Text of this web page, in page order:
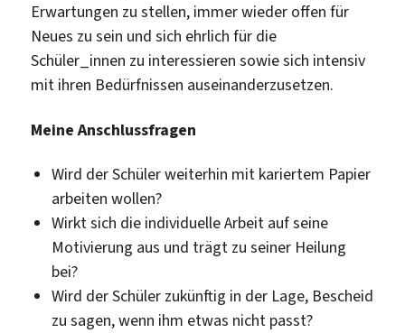
Erwartungen zu stellen, immer wieder offen für
Neues zu sein und sich ehrlich für die
Schüler_innen zu interessieren sowie sich intensiv
mit ihren Bedürfnissen auseinanderzusetzen.
Meine Anschlussfragen
Wird der Schüler weiterhin mit kariertem Papier
arbeiten wollen?
Wirkt sich die individuelle Arbeit auf seine
Motivierung aus und trägt zu seiner Heilung
bei?
Wird der Schüler zukünftig in der Lage, Bescheid
zu sagen, wenn ihm etwas nicht passt?